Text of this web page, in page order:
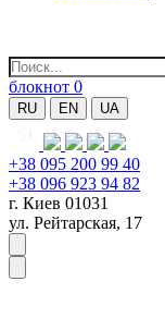
блокнот 0
RU EN UA
+38 095 200 99 40
+38 096 923 94 82
г. Киев 01031
ул. Рейтарская, 17